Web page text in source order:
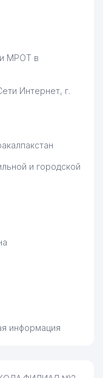
МРОТ в
Интернет, г.
и городской
информация